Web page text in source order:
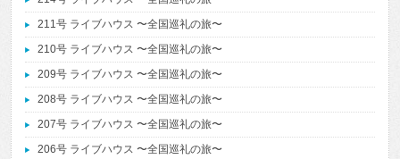
211号 ライブハウス 〜全国巡礼の旅〜
210号 ライブハウス 〜全国巡礼の旅〜
209号 ライブハウス 〜全国巡礼の旅〜
208号 ライブハウス 〜全国巡礼の旅〜
207号 ライブハウス 〜全国巡礼の旅〜
206号 ライブハウス 〜全国巡礼の旅〜